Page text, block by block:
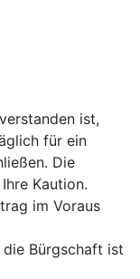
ist,
für ein
Die
Kaution.
im Voraus
Bürgschaft ist